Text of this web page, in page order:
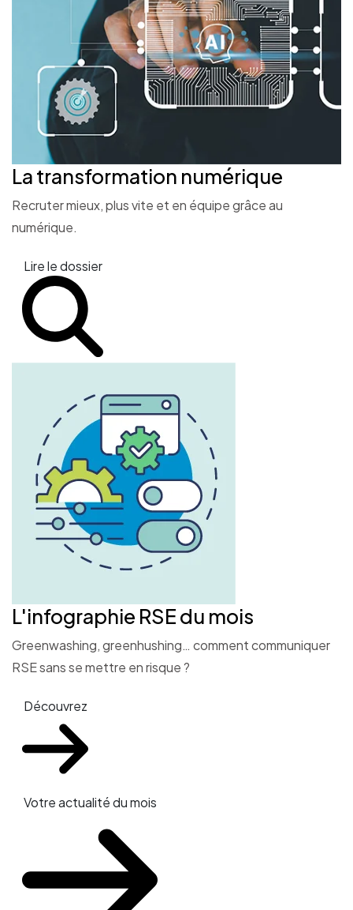
La transformation numérique
Recruter mieux, plus vite et en équipe grâce au
numérique.
Lire le dossier
L'infographie RSE du mois
Greenwashing, greenhushing… comment communiquer
RSE sans se mettre en risque ?
Découvrez
Votre actualité du mois